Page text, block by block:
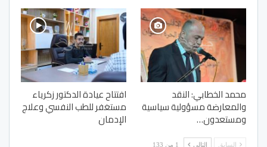
محمد الخطابي: النقد
والمعارضة مسؤولية سياسية
ومستعدون…
افتتاح عيادة الدكتور زكرياء
مستغفر للطب النفسي وعلاج
الإدمان
السابق التالي 1 من 133